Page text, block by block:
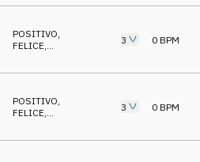
POSITIVO,
FELICE,
3 0 BPM
POSITIVO,
FELICE,
3 0 BPM